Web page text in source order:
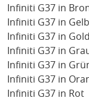
Infiniti G37 in
Infiniti G37 in Gelb
Infiniti G37 in Gold
Infiniti G37 in
Infiniti G37 in
Infiniti G37 in
Infiniti G37 in Rot